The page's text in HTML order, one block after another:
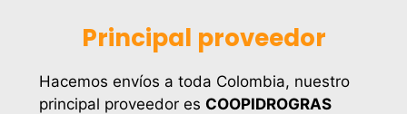
Principal proveedor
Hacemos envíos a toda Colombia, nuestro
principal proveedor es COOPIDROGRAS